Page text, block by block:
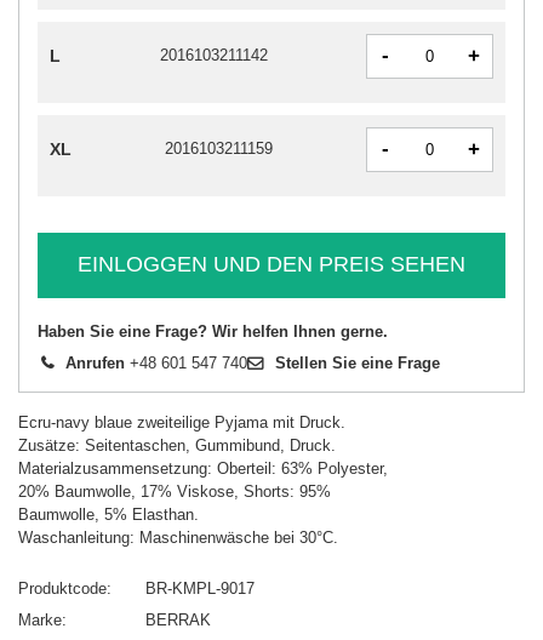
L 2016103211142 - +
XL 2016103211159 - +
EINLOGGEN UND DEN PREIS SEHEN
Haben Sie eine Frage? Wir helfen Ihnen gerne.
Anrufen +48 601 547 740 Stellen Sie eine Frage
Ecru-navy blaue zweiteilige Pyjama mit Druck.
Zusätze: Seitentaschen, Gummibund, Druck.
Materialzusammensetzung: Oberteil: 63% Polyester,
20% Baumwolle, 17% Viskose, Shorts: 95%
Baumwolle, 5% Elasthan.
Waschanleitung: Maschinenwäsche bei 30°C.
Produktcode
BR-KMPL-9017
Marke
BERRAK